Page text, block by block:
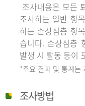
조사내용은 모든
조사하는 일반 항
하는 손상심층 항
습니다. 손상심층
발생 시 활동 등이
*주요 결과 및 통계는
조사방법